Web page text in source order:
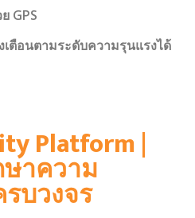
GPS
ตือนตามระดับความรุนแรงได้
Platform |
าความ
บวงจร